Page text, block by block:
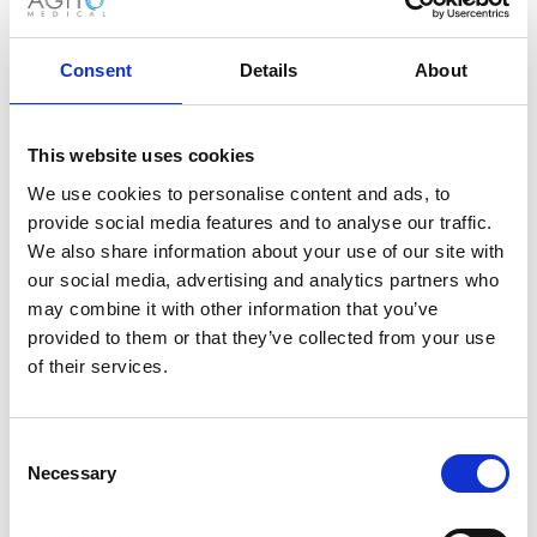
Consent Details About
This website uses cookies
We use cookies to personalise content and ads, to
provide social media features and to analyse our traffic.
We also share information about your use of our site with
our social media, advertising and analytics partners who
may combine it with other information that you’ve
provided to them or that they’ve collected from your use
of their services.
Selection
Necessary
Warum sollten Sie sich für Agito
Medical entscheiden?
Gesundheitsdienstleister in allen
Gesundheitsmärkten vertrauen darauf.
Fachwissen.